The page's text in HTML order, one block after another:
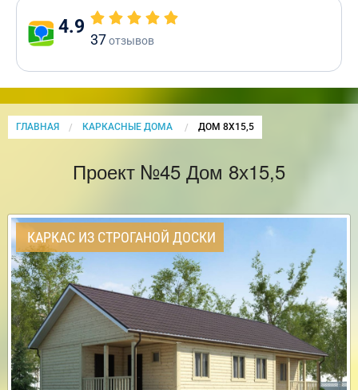
4.9
37отзывов
ГЛАВНАЯ КАРКАСНЫЕ ДОМА CURRENT:
ДОМ 8Х15,5
Проект №45 Дом 8х15,5
КАРКАС ИЗ СТРОГАНОЙ ДОСКИ